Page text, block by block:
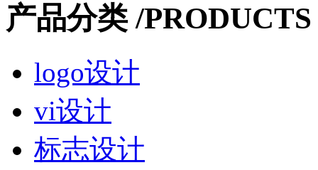
产品分类/PRODUCTS
logo设计
vi设计
标志设计